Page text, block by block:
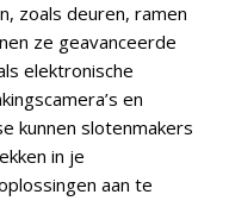
zoals deuren, ramen
ze geavanceerde
elektronische
en
kunnen slotenmakers
in je
aan te